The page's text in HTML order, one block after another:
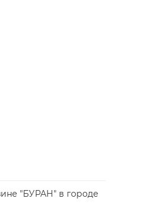
"БУРАН" в городе